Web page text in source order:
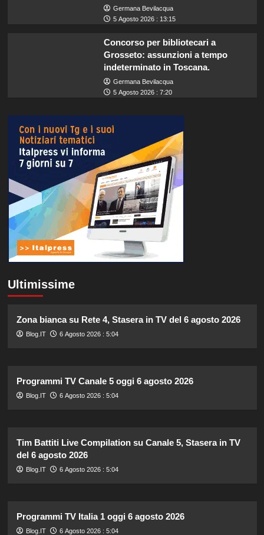
Germana Bevilacqua
5 Agosto 2026 : 13:15
Concorso per bibliotecari a
Grosseto: assunzioni a tempo
indeterminato in Toscana.
Germana Bevilacqua
5 Agosto 2026 : 7:20
Ultimissime
Zona bianca su Rete 4, Stasera in TV del 6 agosto 2026
Blog.IT 6 Agosto 2026 : 5:04
Programmi TV Canale 5 oggi 6 agosto 2026
Blog.IT 6 Agosto 2026 : 5:04
Tim Battiti Live Compilation su Canale 5, Stasera in TV
del 6 agosto 2026
Blog.IT 6 Agosto 2026 : 5:04
Programmi TV Italia 1 oggi 6 agosto 2026
Blog.IT 6 Agosto 2026 : 5:04